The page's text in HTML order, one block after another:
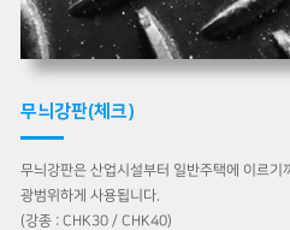
무늬강판(체크)
무늬강판은 산업시설부터 일반주택에 이르
광범위하게 사용됩니다.
(강종 : CHK30 / CHK40)